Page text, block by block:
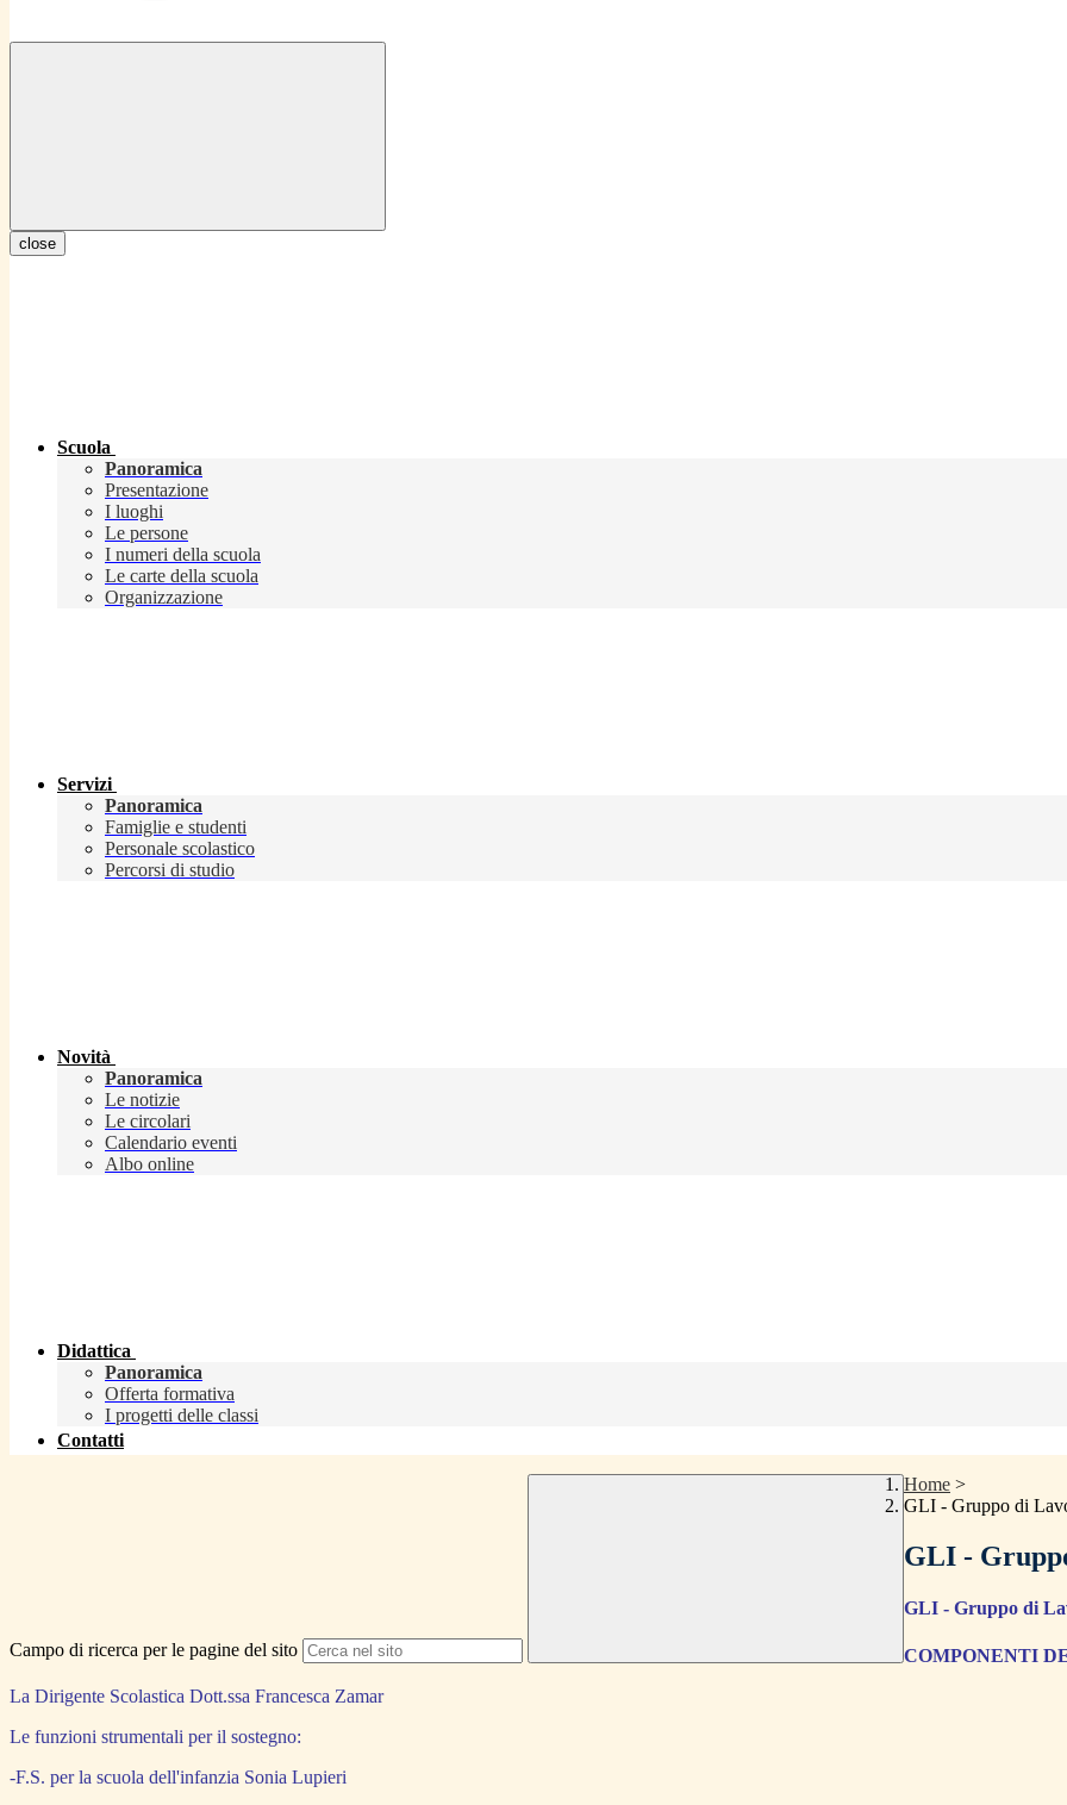
close
Scuola
Panoramica
Presentazione
I luoghi
Le persone
I numeri della scuola
Le carte della scuola
Organizzazione
Servizi
Panoramica
Famiglie e studenti
Personale scolastico
Percorsi di studio
Novità
Panoramica
Le notizie
Le circolari
Calendario eventi
Albo online
Didattica
Panoramica
Offerta formativa
I progetti delle classi
Contatti
Campo di ricerca per le pagine del sito
Home >
GLI - Gruppo di
GLI -
GLI - Gruppo di
COMPONENTI
La Dirigente Scolastica Dott.ssa Francesca Zamar
Le funzioni strumentali per il sostegno:
-F.S. per la scuola dell'infanzia Sonia Lupieri